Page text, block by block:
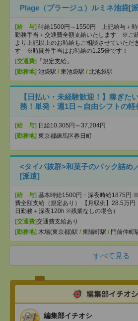
Plage（プラージュ）ルミネ池袋[
[給 与] 時給1500円～1550円 上記給与＋
勤務手当＋交通費全額支給いたします ※ご
より上記以上のお時給もご相談させていただ
す ※時間外手当はお時給の1.25倍です！
[交通費]
「規定支給」
[勤務地] 池袋駅 / 東池袋駅 / 北池袋駅
【日払い・未経験歓迎！】稼ぎた
務！単発・週1日～自由シフトの
[給 与] 日給10,305円～37,204円
[勤務地] 東京都練馬区春日町
<タイパ抜群>和菓子のパック詰め
[派遣]
[給 与] 基本時給1500円・深夜時給1875円
費全額支給（規定あり） 【月収例】28.5万円
日勤務＋深夜120h ※残業なしの場合）
[交通費]交通費支給あり
[勤務地] 木場(東京都)駅 / 東陽町駅 / 門前仲町
すべて見る
編集部イチオシ